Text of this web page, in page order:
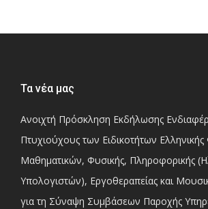
Τα νέα μας
Ανοιχτή Πρόσκληση Εκδήλωσης
Πτυχιούχους των Ειδικοτήτων Ελληνικής
Μαθηματικών, Φυσικής, Πληροφορικής
Υπολογιστών), Εργοθεραπείας και
για τη Σύναψη Συμβάσεων Παροχής